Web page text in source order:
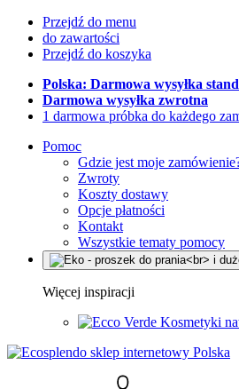
Przejdź do menu
do zawartości
Przejdź do koszyka
Polska: Darmowa wysyłka
Darmowa wysyłka zwrotna
1 darmowa próbka do każdego
Pomoc
Gdzie jest moje
Zwroty
Koszty dostawy
Opcje płatności
Kontakt
Wszystkie tematy pomocy
Więcej inspiracji
Kosmetyki